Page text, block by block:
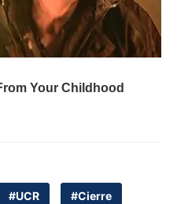
#UCR #Cierre